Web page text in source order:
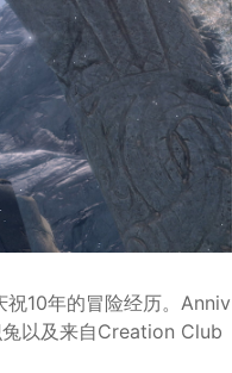
10年的冒险经历。Anniv
以及来自Creation Club